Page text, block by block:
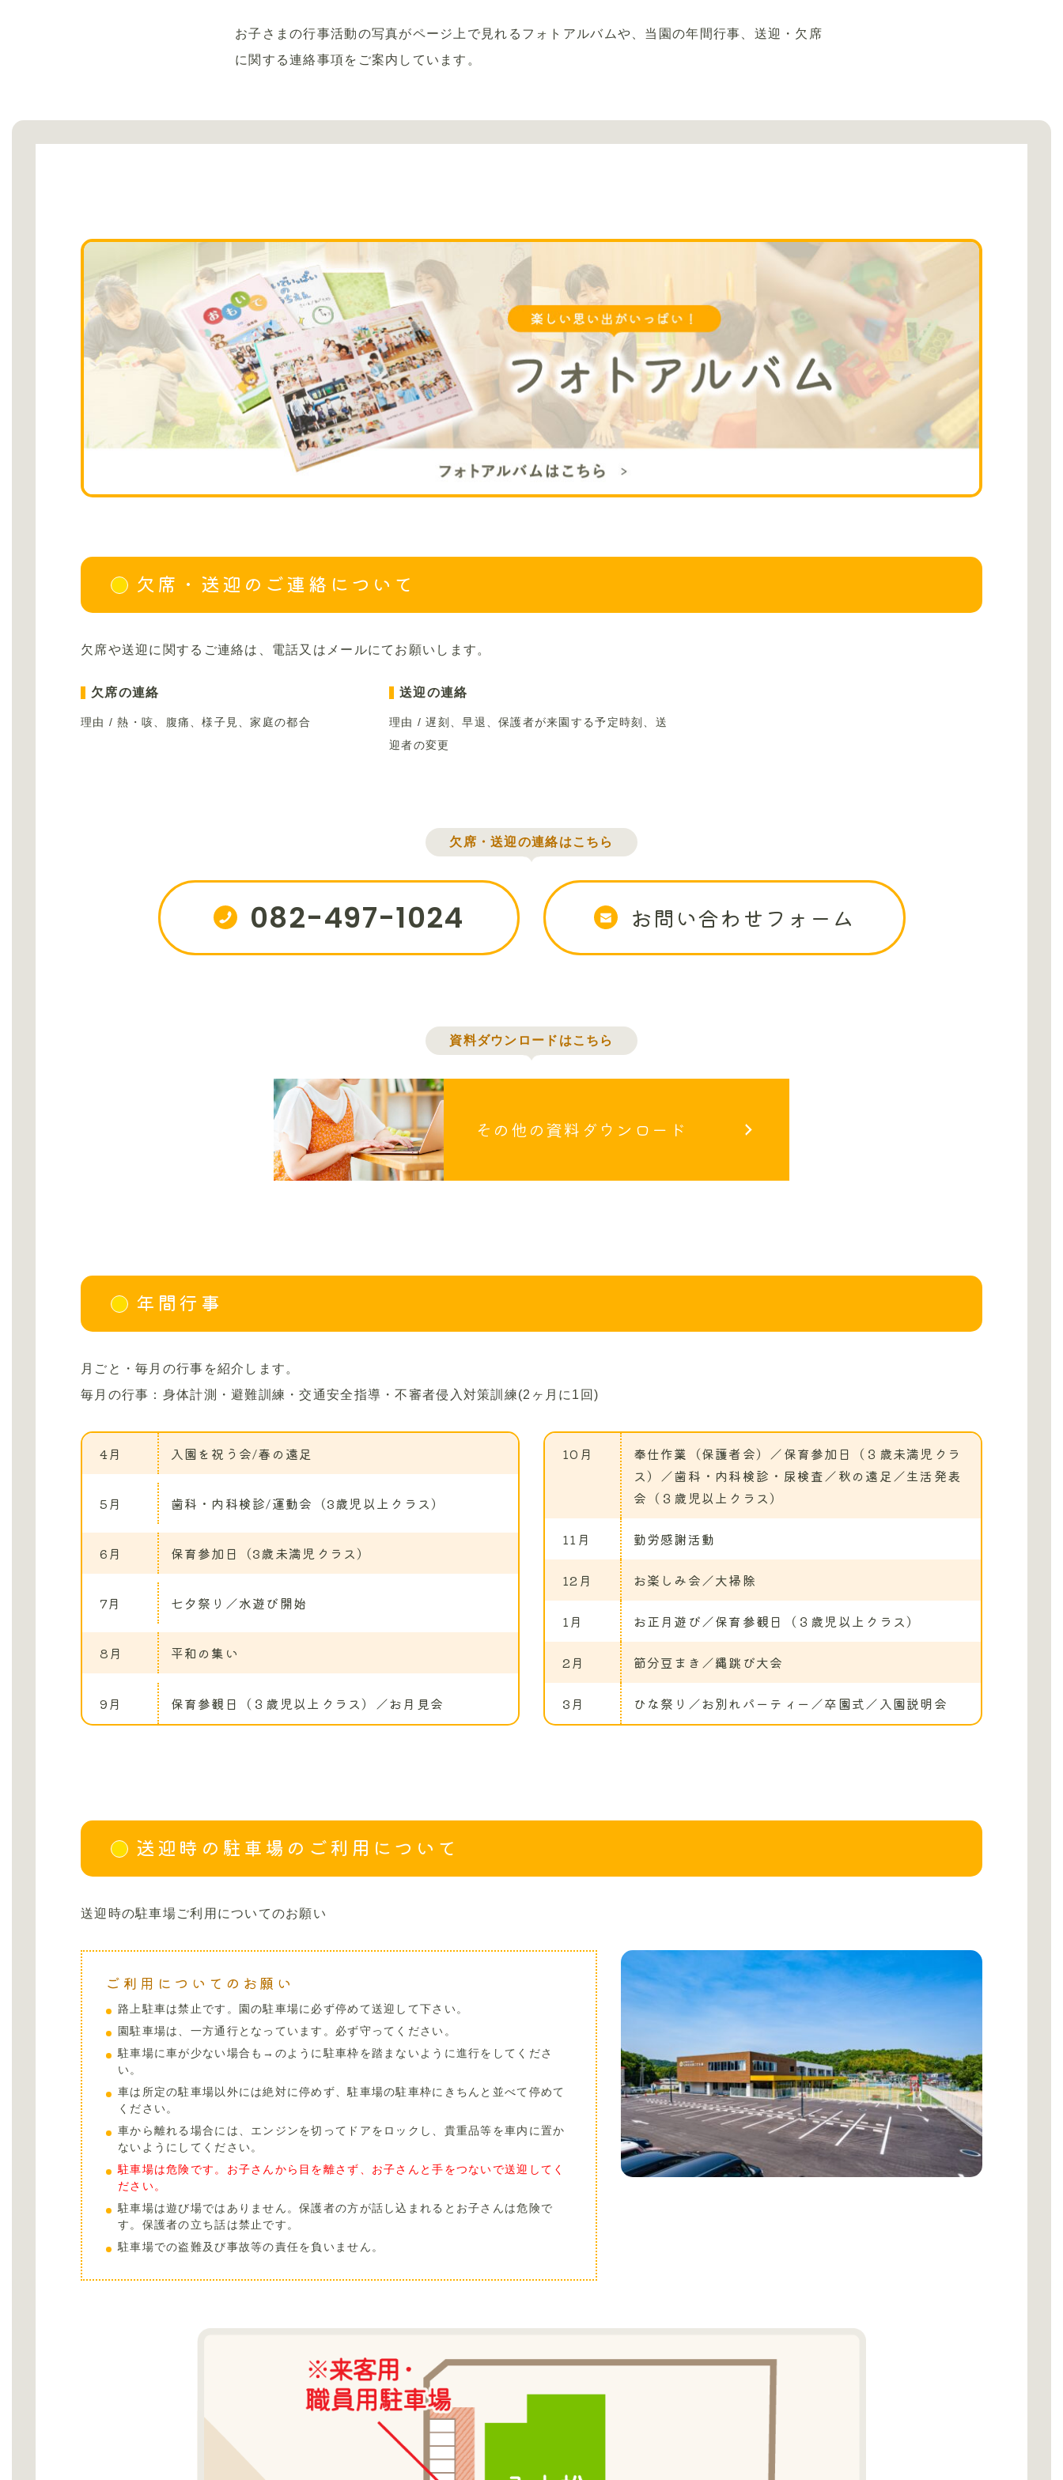
お子さまの行事活動の写真がページ上で見れるフォトアルバムや、当園の年間行事、送迎・欠席
に関する連絡事項をご案内しています。
欠席・送迎のご連絡について
⽋席や送迎に関するご連絡は、電話又はメールにてお願いします。
欠席の連絡
理由 / 熱・咳、腹痛、様⼦⾒、家庭の都合
送迎の連絡
理由 / 遅刻、早退、保護者が来園する予定時刻、送
迎者の変更
欠席・送迎の連絡はこちら
082-497-1024 お問い合わせフォーム
資料ダウンロードはこちら
その他の資料 ダウンロード
年間行事
月ごと・毎月の行事を紹介します。
毎月の行事：身体計測・避難訓練・交通安全指導・不審者侵入対策訓練(2ヶ月に1回)
4月 入園を祝う会/春の遠足
5月 歯科・内科検診/運動会（3歳児以上クラス）
6月 保育参加日（3歳未満児クラス）
7月 七夕祭り／水遊び開始
8月 平和の集い
9月 保育参観日（３歳児以上クラス）／お月見会
10月
奉仕作業（保護者会）／保育参加日（３歳未満児クラ
ス）／歯科・内科検診・尿検査／秋の遠足／生活発表
会（３歳児以上クラス）
11月 勤労感謝活動
12月 お楽しみ会／大掃除
1月 お正月遊び／保育参観日（３歳児以上クラス）
2月 節分豆まき／縄跳び大会
3月 ひな祭り／お別れパーティー／卒園式／入園説明会
送迎時の駐車場のご利用について
送迎時の駐車場ご利用についてのお願い
ご利用についてのお願い
路上駐車は禁止です。園の駐車場に必ず停めて送迎して下さい。
園駐車場は、一方通行となっています。必ず守ってください。
駐車場に車が少ない場合も→のように駐車枠を踏まないように進行をしてくださ
い。
車は所定の駐車場以外には絶対に停めず、駐車場の駐車枠にきちんと並べて停めて
ください。
車から離れる場合には、エンジンを切ってドアをロックし、貴重品等を車内に置か
ないようにしてください。
駐車場は危険です。お子さんから目を離さず、お子さんと手をつないで送迎してく
ださい。
駐車場は遊び場ではありません。保護者の方が話し込まれるとお子さんは危険で
す。保護者の立ち話は禁止です。
駐車場での盗難及び事故等の責任を負いません。